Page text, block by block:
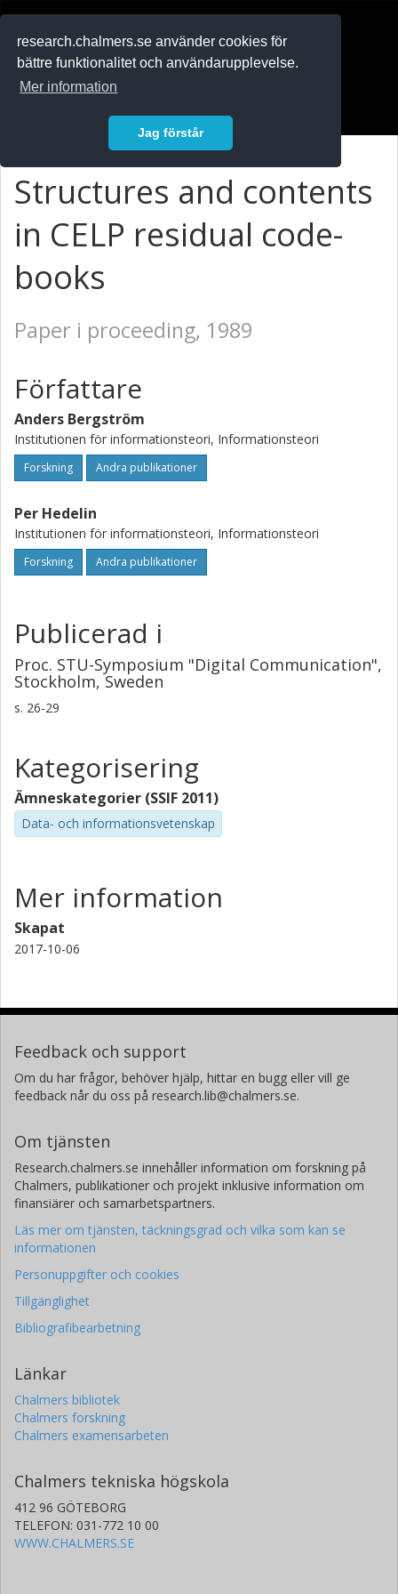
research.chalmers.se använder cookies för
bättre funktionalitet och användarupplevelse.
Mer information
Jag förstår
Structures and contents
in CELP residual code-
books
Paper i proceeding, 1989
Författare
Anders Bergström
Institutionen för informationsteori, Informationsteori
Forskning Andra publikationer
Per Hedelin
Institutionen för informationsteori, Informationsteori
Forskning Andra publikationer
Publicerad i
Proc. STU-Symposium "Digital Communication",
Stockholm, Sweden
s. 26-29
Kategorisering
Ämneskategorier (SSIF 2011)
Data- och informationsvetenskap
Mer information
Skapat
2017-10-06
Feedback och support
Om du har frågor, behöver hjälp, hittar en bugg eller vill ge
feedback når du oss på research.lib@chalmers.se.
Om tjänsten
Research.chalmers.se innehåller information om forskning på
Chalmers, publikationer och projekt inklusive information om
finansiärer och samarbetspartners.
Läs mer om tjänsten, täckningsgrad och vilka som kan se
informationen
Personuppgifter och cookies
Tillgänglighet
Bibliografibearbetning
Länkar
Chalmers bibliotek
Chalmers forskning
Chalmers examensarbeten
Chalmers tekniska högskola
412 96 GÖTEBORG
TELEFON: 031-772 10 00
WWW.CHALMERS.SE